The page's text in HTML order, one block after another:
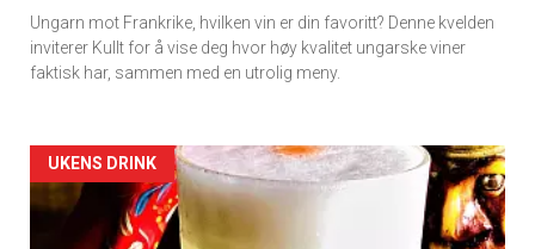
Ungarn mot Frankrike, hvilken vin er din favoritt? Denne kvelden
inviterer Kullt for å vise deg hvor høy kvalitet ungarske viner
faktisk har, sammen med en utrolig meny.
Forsiden
akkurat
UKENS DRINK